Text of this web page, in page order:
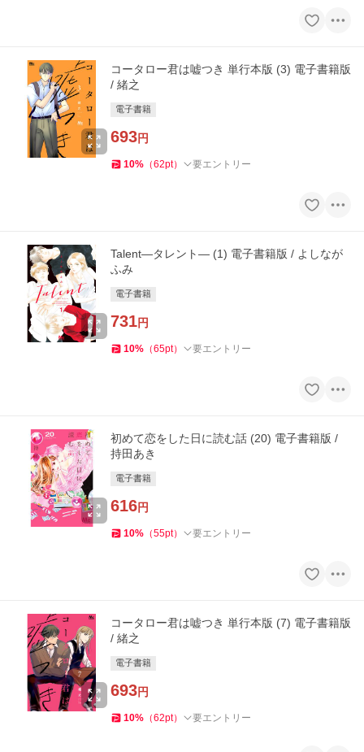
コータロー君は嘘つき 単行本版 (3) 電子書籍版
/ 緒之
電子書籍
693円
10% （62pt） 要エントリー
Talent―タレント― (1) 電子書籍版 / よしなが
ふみ
電子書籍
731円
10% （65pt） 要エントリー
初めて恋をした日に読む話 (20) 電子書籍版 /
持田あき
電子書籍
616円
10% （55pt） 要エントリー
コータロー君は嘘つき 単行本版 (7) 電子書籍版
/ 緒之
電子書籍
693円
10% （62pt） 要エントリー